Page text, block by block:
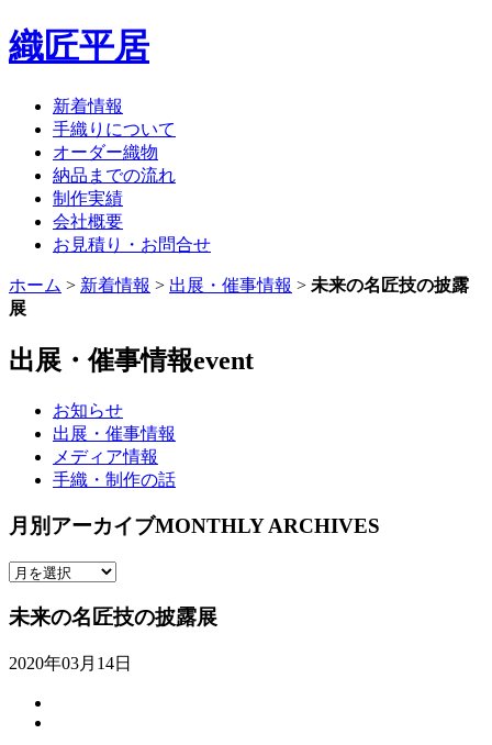
織匠平居
新着情報
手織りについて
オーダー織物
納品までの流れ
制作実績
会社概要
お見積り・お問合せ
ホーム > 新着情報 > 出展・催事情報 > 未来の名匠技の披露
展
出展・催事情報event
お知らせ
出展・催事情報
メディア情報
手織・制作の話
月別アーカイブMONTHLY ARCHIVES
未来の名匠技の披露展
2020年03月14日